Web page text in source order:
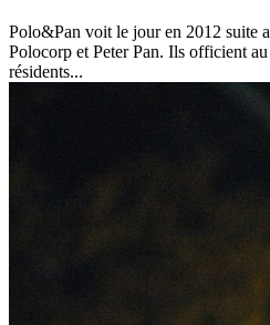
Polo&Pan voit le jour en 2012 suite
Polocorp et Peter Pan. Ils officient
résidents...